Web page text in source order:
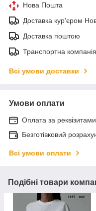
Нова Пошта
Доставка кур'єром
Доставка поштою
Транспортна компанія
Всі умови доставки
Умови оплати
Оплата за реквізитами
Безготівковий
Всі умови оплати
Подібні товари